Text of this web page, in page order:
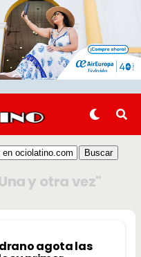
y otra vez"
agota las